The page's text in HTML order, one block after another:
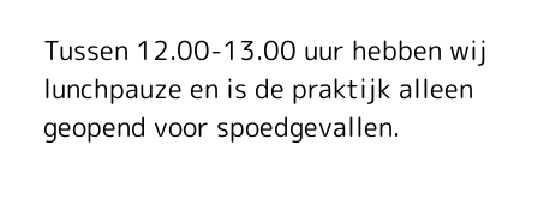
Tussen 12.00-13.00 uur hebben wij
lunchpauze en is de praktijk alleen
geopend voor spoedgevallen.